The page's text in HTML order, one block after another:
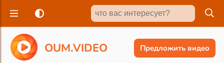
OUM.VIDEO Предложить видео